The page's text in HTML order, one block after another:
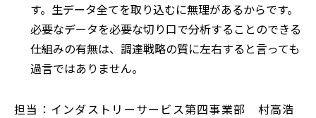
す。生データ全てを取り込むに無理があるからです。
必要なデータを必要な切り口で分析することのできる
仕組みの有無は、調達戦略の質に左右すると言っても
過言ではありません。
担当：インダストリーサービス第四事業部 村高浩